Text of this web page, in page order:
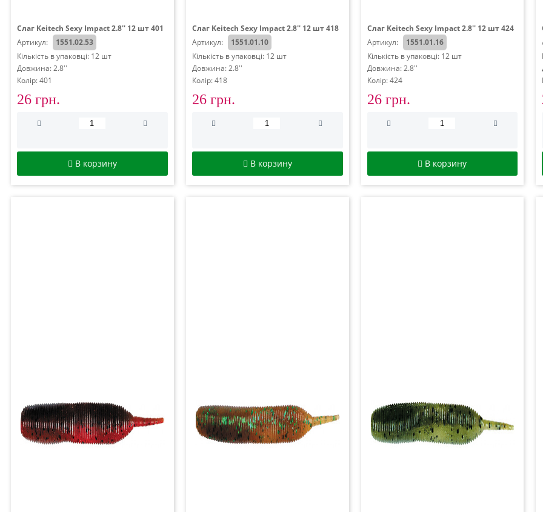
Слаг Keitech Sexy Impact 2.8'' 12 шт 401
Артикул:
1551.02.53
Кількість в упаковці: 12 шт
Довжина: 2.8''
Колір: 401
26 грн.
В корзину
Слаг Keitech Sexy Impact 2.8'' 12 шт 418
Артикул:
1551.01.10
Кількість в упаковці: 12 шт
Довжина: 2.8''
Колір: 418
26 грн.
В корзину
Слаг Keitech Sexy Impact 2.8'' 12 шт 424
Артикул:
1551.01.16
Кількість в упаковці: 12 шт
Довжина: 2.8''
Колір: 424
26 грн.
В корзину